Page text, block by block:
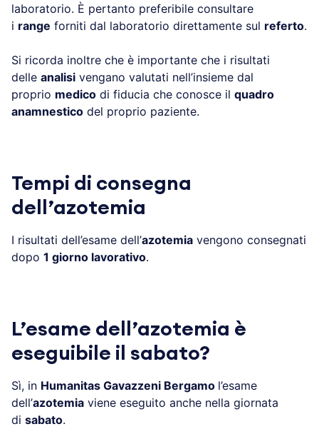
laboratorio. È pertanto preferibile consultare
i range forniti dal laboratorio direttamente sul referto.
Si ricorda inoltre che è importante che i risultati
delle analisi vengano valutati nell’insieme dal
proprio medico di fiducia che conosce il quadro
anamnestico del proprio paziente.
Tempi di consegna
dell’azotemia
I risultati dell’esame dell’azotemia vengono consegnati
dopo 1 giorno lavorativo.
L’esame dell’azotemia è
eseguibile il sabato?
Sì, in Humanitas Gavazzeni Bergamo l’esame
dell’azotemia viene eseguito anche nella giornata
di sabato.